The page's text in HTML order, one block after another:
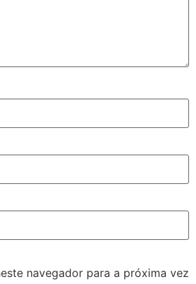
navegador para a próxima vez